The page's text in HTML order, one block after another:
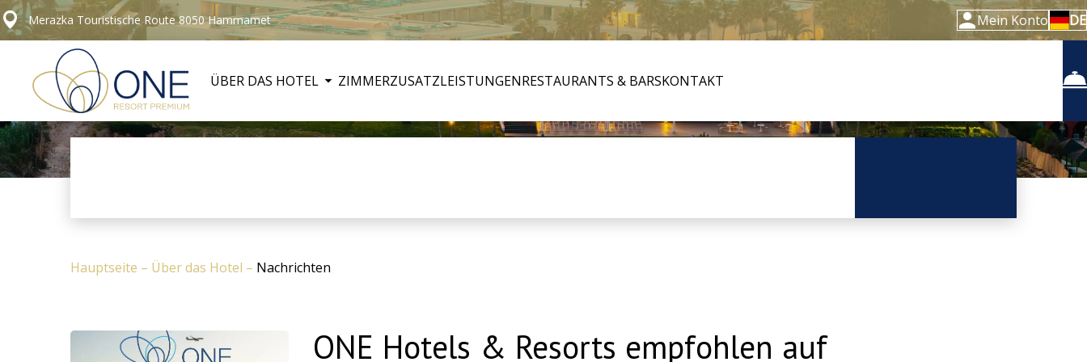
Merazka Touristische Route 8050 Hammamet Mein Konto DE
ÜBER DAS HOTEL ZIMMERZUSATZLEISTUNGENRESTAURANTS & BARSKONTAKT
Hauptseite – Über das Hotel – Nachrichten
ONE Hotels & Resorts empfohlen auf